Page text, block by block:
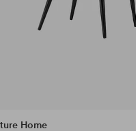
Home